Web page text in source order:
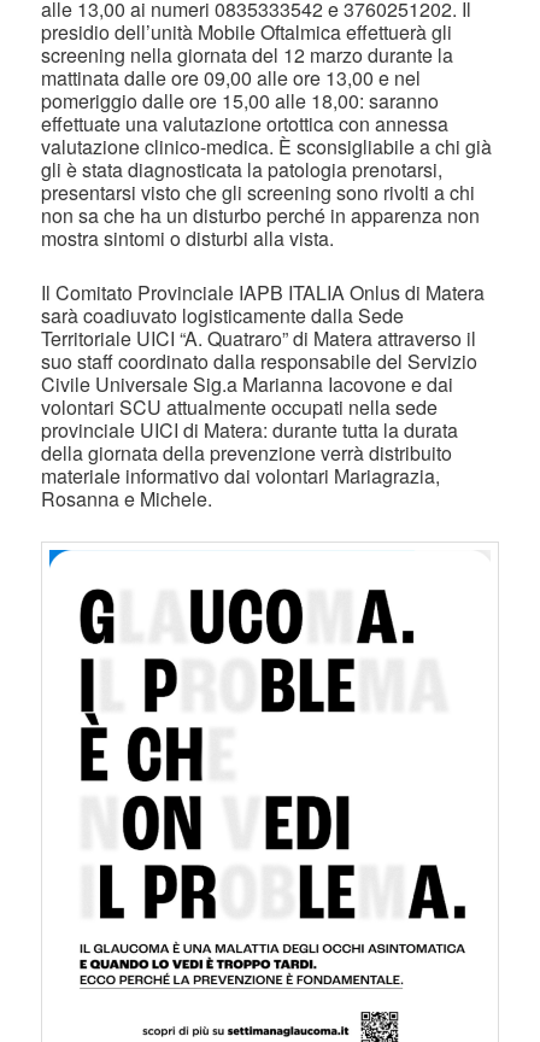
alle 13,00 ai numeri 0835333542 e 3760251202. Il
presidio dell’unità Mobile Oftalmica effettuerà gli
screening nella giornata del 12 marzo durante la
mattinata dalle ore 09,00 alle ore 13,00 e nel
pomeriggio dalle ore 15,00 alle 18,00: saranno
effettuate una valutazione ortottica con annessa
valutazione clinico-medica. È sconsigliabile a chi già
gli è stata diagnosticata la patologia prenotarsi,
presentarsi visto che gli screening sono rivolti a chi
non sa che ha un disturbo perché in apparenza non
mostra sintomi o disturbi alla vista.
Il Comitato Provinciale IAPB ITALIA Onlus di Matera
sarà coadiuvato logisticamente dalla Sede
Territoriale UICI “A. Quatraro” di Matera attraverso il
suo staff coordinato dalla responsabile del Servizio
Civile Universale Sig.a Marianna Iacovone e dai
volontari SCU attualmente occupati nella sede
provinciale UICI di Matera: durante tutta la durata
della giornata della prevenzione verrà distribuito
materiale informativo dai volontari Mariagrazia,
Rosanna e Michele.